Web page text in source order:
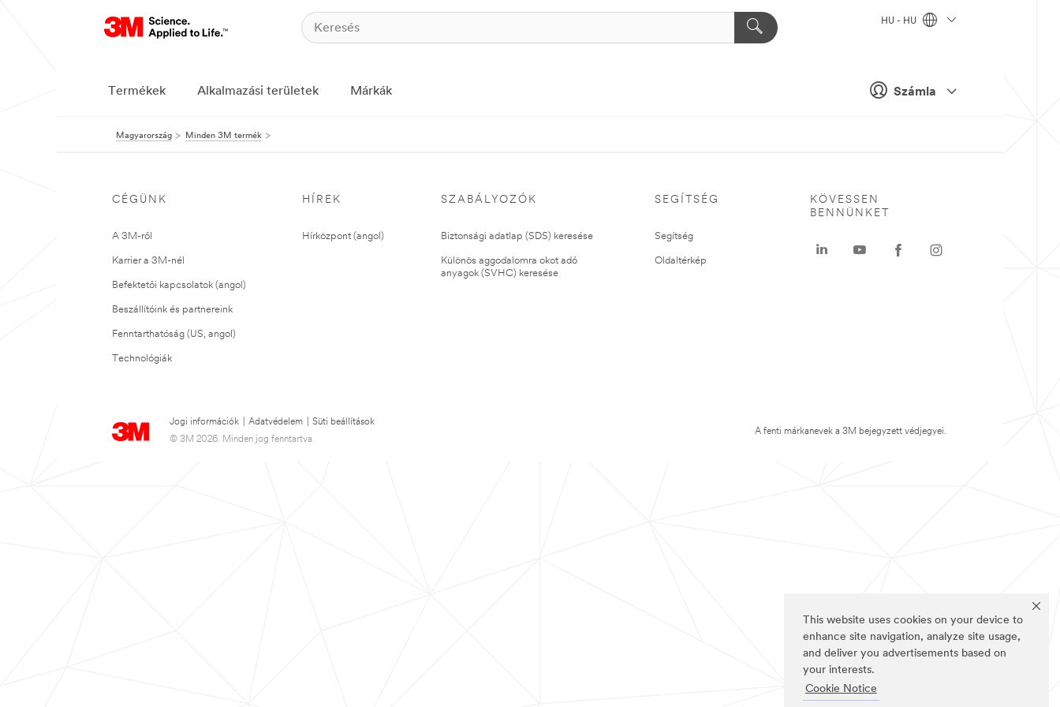
This website uses cookies on your device to
enhance site navigation, analyze site usage,
and deliver you advertisements based on
your interests.
Cookie Notice
Számla
HU - HU
Termékek Alkalmazási területek Márkák
Magyarország Minden 3M termék
CÉGÜNK
A 3M-ről
Karrier a 3M-nél
Befektetői kapcsolatok (angol)
Beszállítóink és partnereink
Fenntarthatóság (US, angol)
Technológiák
HÍREK
Hírközpont (angol)
SZABÁLYOZÓK
Biztonsági adatlap (SDS) keresése
Különös aggodalomra okot adó
anyagok (SVHC) keresése
SEGÍTSÉG
Segítség
Oldaltérkép
Jogi információk Adatvédelem
Süti beállítások
© 3M 2026. Minden jog fenntartva.
KÖVESSEN
BENNÜNKET
A fenti márkanevek a 3M bejegyzett védjegyei.